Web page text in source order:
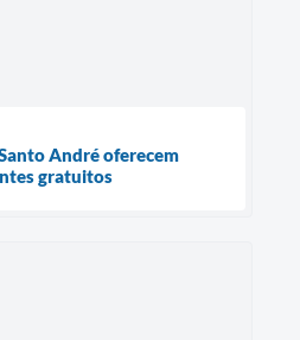
André oferecem
gratuitos